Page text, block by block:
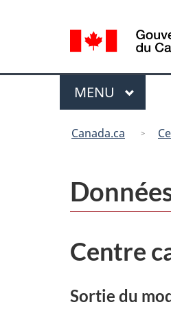
de
la
langue
Menu
MENU
Canada.ca
Centre
Sortie du